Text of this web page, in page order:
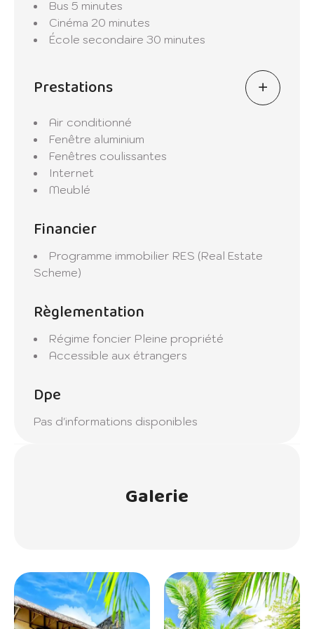
Contactez-nous dès aujourd'hui pour plus
d'informations et pour planifier votre visite.
Bus 5 minutes
Cinéma 20 minutes
École secondaire 30 minutes
Prestations
Air conditionné
Fenêtre aluminium
Fenêtres coulissantes
Internet
Meublé
Financier
Programme immobilier RES (Real Estate
Scheme)
Règlementation
Régime foncier Pleine propriété
Accessible aux étrangers
Dpe
Pas d'informations disponibles
Galerie